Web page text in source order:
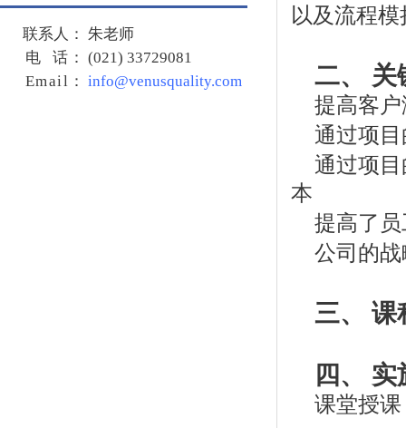
六西格玛设计黑带课程
精益绿带课程
精益黑带课程
联系人： 朱老师
电 话： (021) 33729081
Email ： info@venusquality.com
以及流程
二、 关
提高客
通过项
通过项
本
提高了
公司的
三、 课
四、
课堂授